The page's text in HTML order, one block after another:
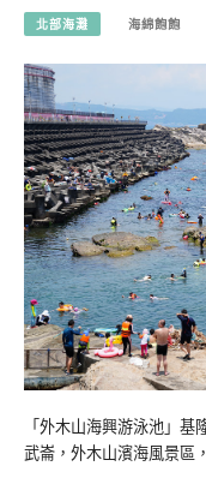
北部海灘 海綿飽飽
「外木山海興游泳池」
武崙，外木山濱海風景區